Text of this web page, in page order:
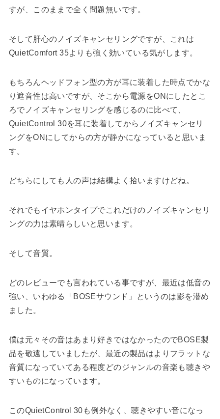
すが、このままで全く問題無いです。
そして肝心のノイズキャンセリングですが、これは
QuietComfort 35よりも強く効いている気がします。
もちろんヘッドフォン型の方が耳に装着した時点でかな
り遮音性は高いですが、そこから電源をONにしたとこ
ろでノイズキャンセリングを感じるのに比べて、
QuietControl 30を耳に装着してからノイズキャンセリ
ングをONにしてからの方が静かになっていると思いま
す。
どちらにしても人の声は結構よく拾いますけどね。
それでもイヤホンタイプでこれだけのノイズキャンセリ
ングの力は素晴らしいと思います。
そして音質。
どのレビューでも言われている事ですが、最近は低音の
強い、いわゆる「BOSEサウンド」というのは影を潜め
ました。
僕は元々その音はあまり好きではなかったのでBOSE製
品を敬遠していましたが、最近の製品はよりフラットな
音質になっていてある程度どのジャンルの音楽も聴きや
すいものになっています。
このQuietControl 30も例外なく、聴きやすい音になっ